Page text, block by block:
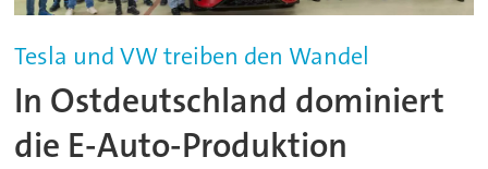
Tesla und VW treiben den Wandel
In Ostdeutschland dominiert
die E-Auto-Produktion